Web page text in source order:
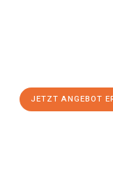
JETZT ANGEBOT